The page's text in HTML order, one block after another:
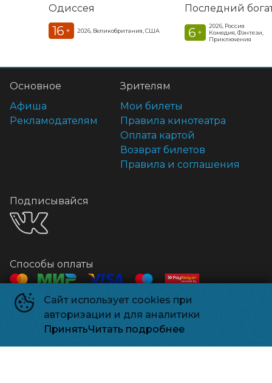
Одиссея
16 + 2026, Великобритания, США 6 +
2026, Россия
Комедия, Фэнтези,
Приключения
Сайт использует cookies при
авторизации и для аналитики
ПринятьЧитать подробнее
Основное
Афиша
Рекламодателям
Зрителям
Мои билеты
Правила кинотеатра
Оплата картой
Возврат билетов
Правила и соглашения
Подписывайся
Способы оплаты
Контакты
+7 918 541-18-18